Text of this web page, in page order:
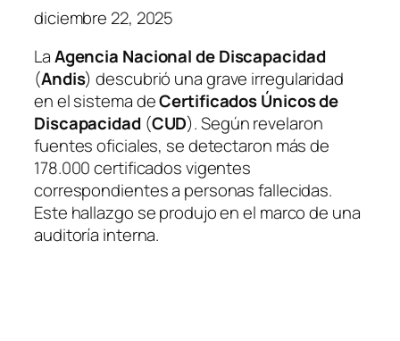
diciembre 22, 2025
LaAgencia Nacional de Discapacidad
(Andis) descubrió una grave irregularidad
en el sistema deCertificados Únicos de
Discapacidad(CUD). Según revelaron
fuentes oficiales, se detectaron más de
178.000 certificados vigentes
correspondientes a personas fallecidas.
Este hallazgo se produjo en el marco de una
auditoría interna.